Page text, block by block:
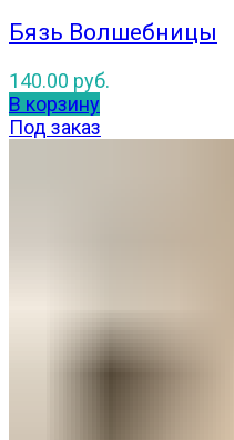
Бязь Волшебницы
140.00 руб.
В корзину
Под заказ